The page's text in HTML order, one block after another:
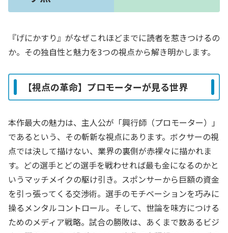
『げにかすり』がなぜこれほどまでに読者を惹きつけるの
か。その独自性と魅力を3つの視点から解き明かします。
【視点の革命】プロモーターが見る世界
本作最大の魅力は、主人公が「興行師（プロモーター）」
であるという、その斬新な視点にあります。ボクサーの視
点では決して描けない、業界の裏側が赤裸々に描かれま
す。どの選手とどの選手を戦わせれば最も金になるのかと
いうマッチメイクの駆け引き。スポンサーから巨額の資金
を引っ張ってくる交渉術。選手のモチベーションを巧みに
操るメンタルコントロール。そして、世論を味方につける
ためのメディア戦略。試合の勝敗は、あくまで数あるビジ